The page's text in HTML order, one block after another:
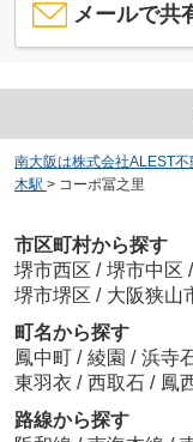
メールで共
南大阪は株式会社ALEST不
木駅 > コーポ冨之里
市区町村から探す
堺市西区 / 堺市中区 /
堺市堺区 / 大阪狭山
町名から探す
鳳中町 / 綾園 / 浜寺
東羽衣 / 西取石 / 鳳
路線から探す